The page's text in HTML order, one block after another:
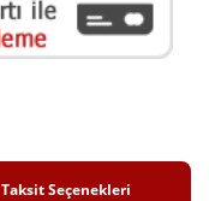
Taksit Seçenekleri